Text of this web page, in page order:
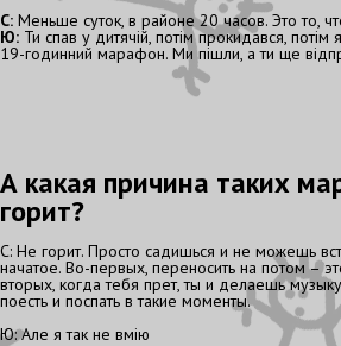
С: Меньше суток, в районе 20 часов. Это то,
Ю: Ти спав у дитячій, потім прокидався,
19-годинний марафон. Ми пішли, а ти ще
А какая причина таких
горит?
С: Не горит. Просто садишься и не можешь
начатое. Во-первых, переносить на потом –
вторых, когда тебя прет, ты и делаешь
поесть и поспать в такие моменты.
Ю: Але я так не вмію